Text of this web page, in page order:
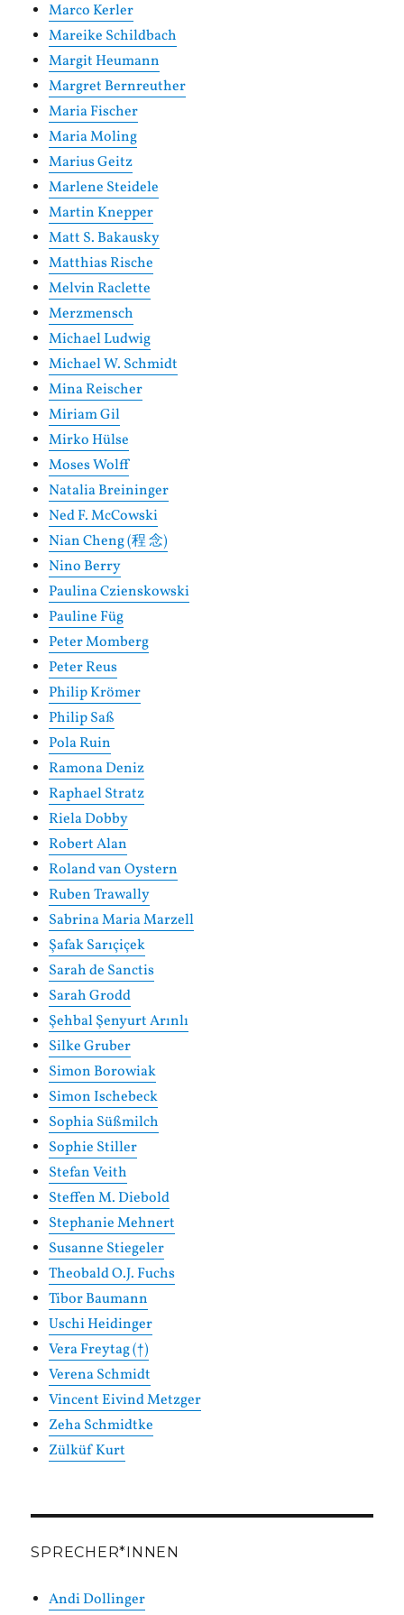
Marco Kerler
Mareike Schildbach
Margit Heumann
Margret Bernreuther
Maria Fischer
Maria Moling
Marius Geitz
Marlene Steidele
Martin Knepper
Matt S. Bakausky
Matthias Rische
Melvin Raclette
Merzmensch
Michael Ludwig
Michael W. Schmidt
Mina Reischer
Miriam Gil
Mirko Hülse
Moses Wolff
Natalia Breininger
Ned F. McCowski
Nian Cheng (程 念)
Nino Berry
Paulina Czienskowski
Pauline Füg
Peter Momberg
Peter Reus
Philip Krömer
Philip Saß
Pola Ruin
Ramona Deniz
Raphael Stratz
Riela Dobby
Robert Alan
Roland van Oystern
Ruben Trawally
Sabrina Maria Marzell
Şafak Sarıçiçek
Sarah de Sanctis
Sarah Grodd
Şehbal Şenyurt Arınlı
Silke Gruber
Simon Borowiak
Simon Ischebeck
Sophia Süßmilch
Sophie Stiller
Stefan Veith
Steffen M. Diebold
Stephanie Mehnert
Susanne Stiegeler
Theobald O.J. Fuchs
Tibor Baumann
Uschi Heidinger
Vera Freytag (†)
Verena Schmidt
Vincent Eivind Metzger
Zeha Schmidtke
Zülküf Kurt
SPRECHER*INNEN
Andi Dollinger